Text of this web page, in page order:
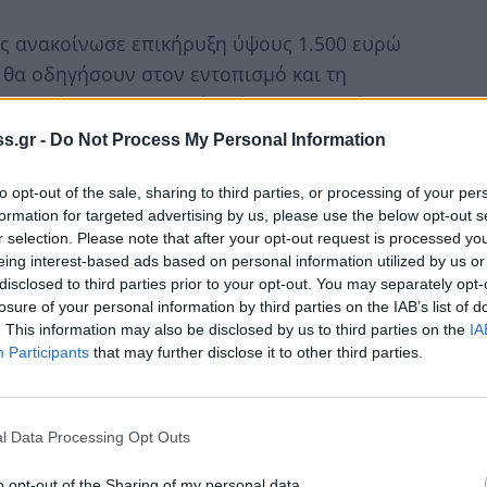
- Do Not Process My Personal Information
opt-out of the sale, sharing to third parties, or processing of your
for targeted advertising by us, please use the below opt-out
selection. Please note that after your opt-out request is processed
interest-based ads based on personal information utilized by us
to third parties prior to your opt-out. You may separately
of your personal information by third parties on the IAB’s list of
This information may also be disclosed by us to third parties on the
Participants that may further disclose it to other third parties.
Data Processing Opt Outs
επικήρυξη ύψους 1.500 ευρώ
οδηγήσουν στον εντοπισμό και τη
σεξουαλικά σκύλο στο Επιτάλιο
άθλια κατάσταση στην Εθνική Οδό Πύργου
χθες το πρωί σύμφωνα με την ενημέρωση
ζώο αιμορραγούσε ασταμάτητα και έφερε
πυροβολισμό. Ωστόσο, η
εξέταση από τον κτηνίατρο αποδείχθηκε
οργάνωσης, «μεταφέρθηκε άμεσα στον